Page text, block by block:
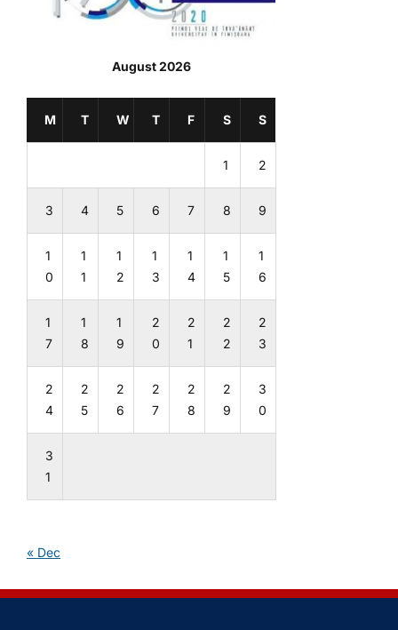
August 2026
M T W T F S S
1 2
3 4 5 6 7 8 9
1
0
1
1
1
2
1
3
1
4
1
5
1
6
1
7
1
8
1
9
2
0
2
1
2
2
2
3
2
4
2
5
2
6
2
7
2
8
2
9
3
0
3
1
« Dec